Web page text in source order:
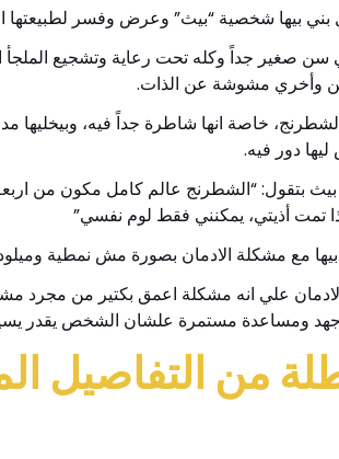
بيها شخصية “بيث” وعرض وفسر لطبيعتها
سن صغير جداً وكله تحت رعاية وتشجيع الملجأ
وأخري مشوشة عن الذات.
خاصة انها شاطرة جداً فيه،
دور فيه.
بتقول: “الشطرنج عالم كامل مكون من اربعة
تمت أذيتي، يمكنني فقط لوم نفسي”
مع مشكلة الادمان بصورة مش نمطية
علي انه مشكلة اعمق بكتير من مجرد
جهد ومساعدة مستمرة علشان الشخص يقدر
من التفاصيل